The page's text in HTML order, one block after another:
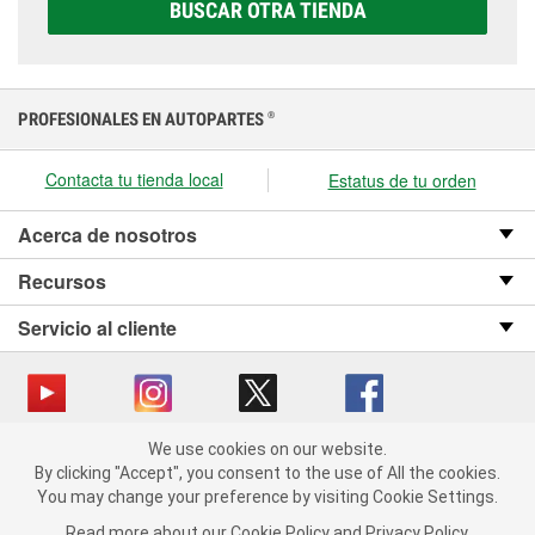
BUSCAR OTRA TIENDA
We use cookies on our website. By clicking "Accept", you consent
to the use of All the cookies.
You may change your preference by visiting Cookie Settings.
PROFESIONALES EN AUTOPARTES ®
Contacta tu tienda local Estatus de tu orden
Acerca de nosotros
Recursos
Servicio al cliente
Copyright © 2008-2026 O’Reilly Auto Parts v OST_3.2.0.0.729 (3) cv1361
catalog_main
Política de privacidad
Ley de transparencia en las cadenas de suministro
We use cookies on our website.
By clicking "Accept", you consent to the use of All the cookies.
You may change your preference by visiting Cookie Settings.